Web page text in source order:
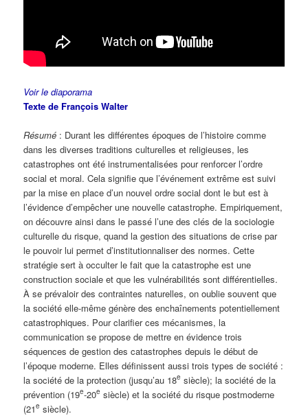
Voir le diaporama
Texte de François Walter
Résumé : Durant les différentes époques de l’histoire comme
dans les diverses traditions culturelles et religieuses, les
catastrophes ont été instrumentalisées pour renforcer l’ordre
social et moral. Cela signifie que l’événement extrême est suivi
par la mise en place d’un nouvel ordre social dont le but est à
l’évidence d’empêcher une nouvelle catastrophe. Empiriquement,
on découvre ainsi dans le passé l’une des clés de la sociologie
culturelle du risque, quand la gestion des situations de crise par
le pouvoir lui permet d’institutionnaliser des normes. Cette
stratégie sert à occulter le fait que la catastrophe est une
construction sociale et que les vulnérabilités sont différentielles.
À se prévaloir des contraintes naturelles, on oublie souvent que
la société elle-même génère des enchaînements potentiellement
catastrophiques. Pour clarifier ces mécanismes, la
communication se propose de mettre en évidence trois
séquences de gestion des catastrophes depuis le début de
l’époque moderne. Elles définissent aussi trois types de société :
la société de la protection (jusqu’au 18e siècle); la société de la
prévention (19e-20e siècle) et la société du risque postmoderne
(21e siècle).